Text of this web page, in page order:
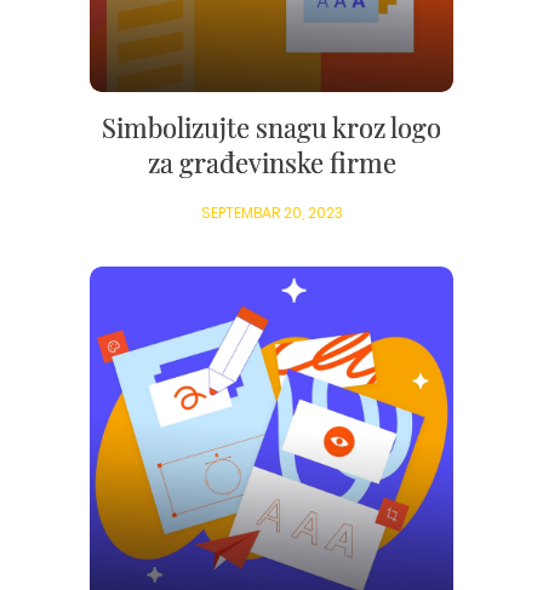
Simbolizujte snagu kroz logo
za građevinske firme
SEPTEMBAR 20, 2023